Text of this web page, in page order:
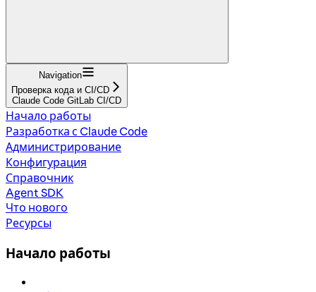
Navigation
Проверка кода и CI/CD
Claude Code GitLab CI/CD
Начало работы
Разработка с Claude Code
Администрирование
Конфигурация
Справочник
Agent SDK
Что нового
Ресурсы
Начало работы